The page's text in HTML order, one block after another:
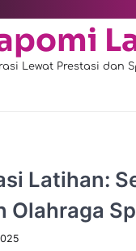
Lewat Prestasi dan
Latihan:
Olahraga